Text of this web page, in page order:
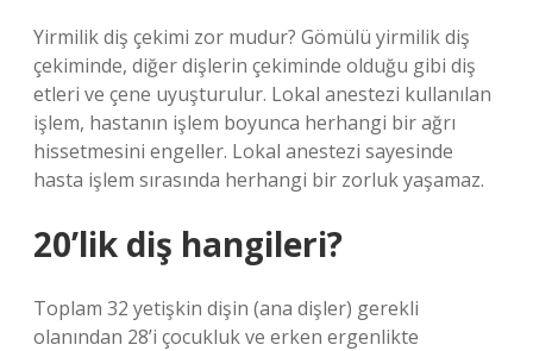
Yirmilik diş çekimi zor mudur? Gömülü yirmilik diş
çekiminde, diğer dişlerin çekiminde olduğu gibi diş
etleri ve çene uyuşturulur. Lokal anestezi kullanılan
işlem, hastanın işlem boyunca herhangi bir ağrı
hissetmesini engeller. Lokal anestezi sayesinde
hasta işlem sırasında herhangi bir zorluk yaşamaz.
20’lik diş hangileri?
Toplam 32 yetişkin dişin (ana dişler) gerekli
olanından 28’i çocukluk ve erken ergenlikte